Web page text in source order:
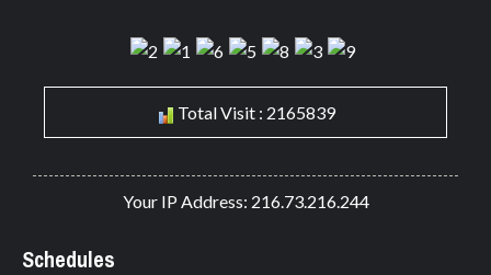
Total Visit : 2165839
Your IP Address: 216.73.216.244
Schedules